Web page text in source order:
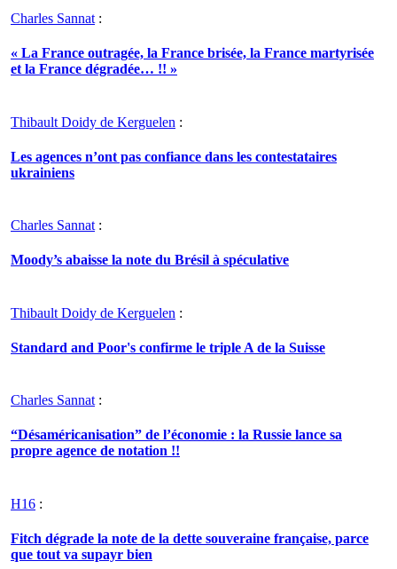
Charles Sannat :
« La France outragée, la France brisée, la France martyrisée
et la France dégradée… !! »
Thibault Doidy de Kerguelen :
Les agences n’ont pas confiance dans les contestataires
ukrainiens
Charles Sannat :
Moody’s abaisse la note du Brésil à spéculative
Thibault Doidy de Kerguelen :
Standard and Poor's confirme le triple A de la Suisse
Charles Sannat :
“Désaméricanisation” de l’économie : la Russie lance sa
propre agence de notation !!
H16 :
Fitch dégrade la note de la dette souveraine française, parce
que tout va supayr bien